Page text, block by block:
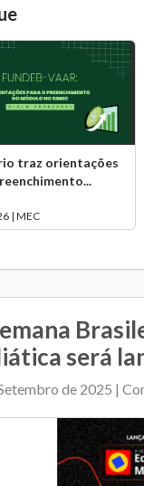
traz orientações
| MEC
será
de 2025 |